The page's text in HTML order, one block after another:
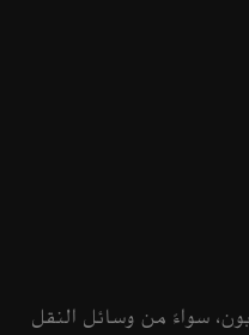
سواءً من وسائل النقل